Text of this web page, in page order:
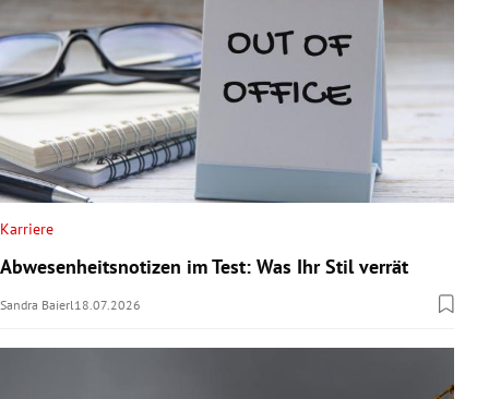
Karriere
Abwesenheitsnotizen im Test: Was Ihr Stil verrät
Sandra Baierl 18.07.2026